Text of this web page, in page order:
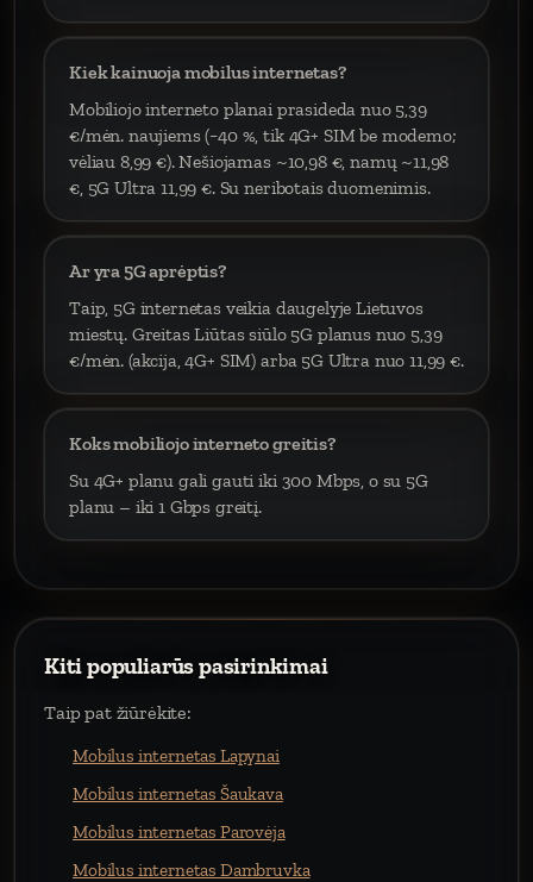
Kiek kainuoja mobilus internetas?
Mobiliojo interneto planai prasideda nuo 5,39
€/mėn. naujiems (−40 %, tik 4G+ SIM be modemo;
vėliau 8,99 €). Nešiojamas ~10,98 €, namų ~11,98
€, 5G Ultra 11,99 €. Su neribotais duomenimis.
Ar yra 5G aprėptis?
Taip, 5G internetas veikia daugelyje Lietuvos
miestų. Greitas Liūtas siūlo 5G planus nuo 5,39
€/mėn. (akcija, 4G+ SIM) arba 5G Ultra nuo 11,99 €.
Koks mobiliojo interneto greitis?
Su 4G+ planu gali gauti iki 300 Mbps, o su 5G
planu – iki 1 Gbps greitį.
Kiti populiarūs pasirinkimai
Taip pat žiūrėkite:
Mobilus internetas Lapynai
Mobilus internetas Šaukava
Mobilus internetas Parovėja
Mobilus internetas Dambruvka